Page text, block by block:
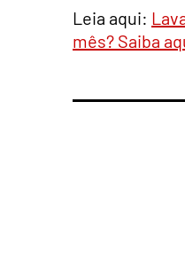
Leia aqui:
mês? Saiba